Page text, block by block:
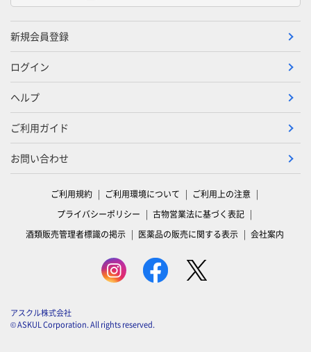
新規会員登録
ログイン
ヘルプ
ご利用ガイド
お問い合わせ
ご利用規約 ご利用環境について
ご利用上の注意
プライバシーポリシー
古物営業法に基づく表記
酒類販売管理者標識の掲示
医薬品の販売に関する表示 会社案内
アスクル株式会社
© ASKUL Corporation. All rights reserved.